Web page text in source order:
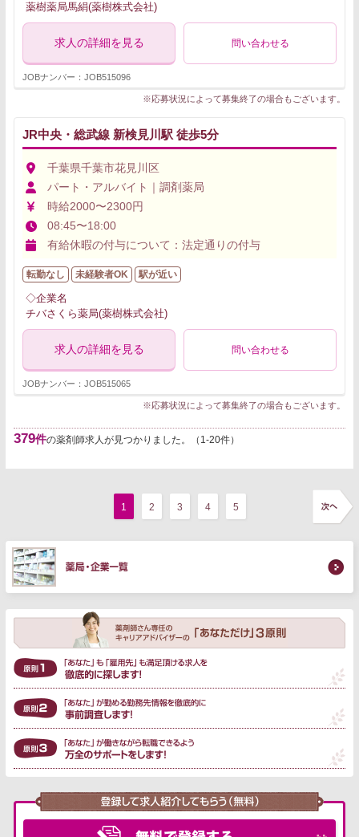
薬樹薬局馬絹(薬樹株式会社)
求人の詳細を見る 問い合わせる
JOBナンバー：JOB515096
※応募状況によって募集終了の場合もございます。
JR中央・総武線 新検見川駅 徒歩5分
千葉県千葉市花見川区
パート・アルバイト｜調剤薬局
時給2000〜2300円
08:45〜18:00
有給休暇の付与について：法定通りの付与
転勤なし 未経験者OK 駅が近い
◇企業名
チバさくら薬局(薬樹株式会社)
求人の詳細を見る 問い合わせる
JOBナンバー：JOB515065
※応募状況によって募集終了の場合もございます。
379件の薬剤師求人が見つかりました。（1-20件）
1 2 3 4 5